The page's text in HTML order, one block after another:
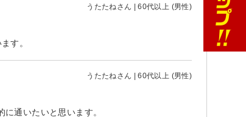
うたたねさん | 60代以上 (男性)
す。
うたたねさん | 60代以上 (男性)
通いたいと思います。